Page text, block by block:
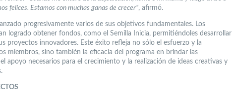
felices. Estamos con muchas ganas de crecer”, afirmó.
progresivamente varios de sus objetivos fundamentales. Los
logrado obtener fondos, como el Semilla Inicia, permitiéndoles desarrollar
proyectos innovadores. Este éxito refleja no sólo el esfuerzo y la
miembros, sino también la eficacia del programa en brindar las
apoyo necesarios para el crecimiento y la realización de ideas creativas y